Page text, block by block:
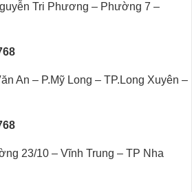
Tri Phương – Phường 7 –
An – P.Mỹ Long – TP.Long Xuyên –
23/10 – Vĩnh Trung – TP Nha